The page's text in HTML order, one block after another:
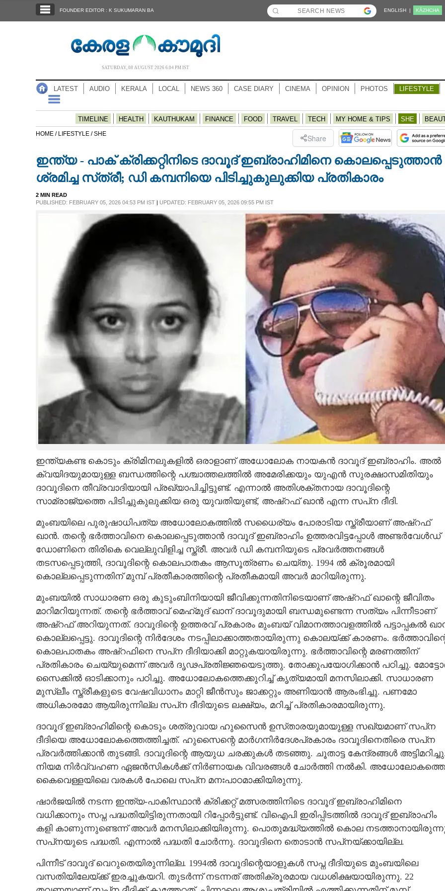
NOTIFIED NEWS
NEWS 360
CASE DIARY
CARTOONS
LITERATURE
CONTACT US
FOUNDER EDITOR : K SUKUMARAN BA ENGLISH | KĀZHCHA
SATURDAY, 08 AUGUST 2026 6.04 PM IST
LATEST AUDIO KERALA LOCAL NEWS 360 CASE DIARY CINEMA OPINION PHOTOS LIFESTYLE
TIMELINE HEALTH KAUTHUKAM FINANCE FOOD TRAVEL TECH MY HOME & TIPS SHE
HOME / LIFESTYLE /SHE Share
ഇന്ത്യ - പാക് ക്രിക്കറ്റിനിടെ ദാവൂദ് ഇബ്രാഹിമിനെ കൊലപ്പെടുത്താൻ
ശ്രമിച്ച സ്‌ത്രീ; ഡി കമ്പനിയെ പിടിച്ചുകുലുക്കിയ പ്രതികാരം
2 MIN READ
PUBLISHED: FEBRUARY 05, 2026 04:53 PM IST| UPDATED: FEBRUARY 05, 2026 09:55 PM IST
ഇന്ത്യകണ്ട കൊടും ക്രിമിനലുകളിൽ ഒരാളാണ് അധോലോക നായകൻ ദാവൂദ് ഇബ്രാഹിം. അൽ
ക്വയിദയുമായുള്ള ബന്ധത്തിന്റെ പശ്ചാത്തലത്തിൽ അമേരിക്കയും യുഎൻ സുരക്ഷാസമിതിയും
ദാവൂദിനെ തീവ്രവാദിയായി പ്രഖ്യാപിച്ചിട്ടുണ്ട്. എന്നാൽ അതിശക്തനായ ദാവൂദിന്റെ
സാമ്രാജ്യത്തെ പിടിച്ചുകുലുക്കിയ ഒരു യുവതിയുണ്ട്, അഷ്‌റഫ് ഖാൻ എന്ന സപ്‌ന ദീദി.
മുംബയിലെ പുരുഷാധിപത്യ അധോലോകത്തിൽ സധൈര്യം പോരാടിയ സ്ത്രീയാണ് അഷ്‌റഫ്
ഖാൻ. തന്റെ ഭർത്താവിനെ കൊലപ്പെടുത്താൻ ദാവൂദ് ഇബ്രാഹിം ഉത്തരവിട്ടപ്പോൾ അണ്ടർവേൾഡ്
ഡോണിനെ തിരികെ വെല്ലുവിളിച്ച സ്ത്രീ. അവർ ഡി കമ്പനിയുടെ പ്രവർത്തനങ്ങൾ
തടസപ്പെടുത്തി, ദാവൂദിന്റെ കൊലപാതകം ആസൂത്രണം ചെയ്തു. 1994 ൽ ക്രൂരമായി
കൊല്ലപ്പെടുന്നതിന് മുമ്പ് പ്രതീകാരത്തിന്റെ പ്രതീകമായി അവർ മാറിയിരുന്നു.
മുംബയിൽ സാധാരണ ഒരു കുടുംബിനിയായി ജീവിക്കുന്നതിനിടെയാണ് അഷ്‌റഫ് ഖാന്റെ ജീവിതം
മാറിമറിയുന്നത്. തന്റെ ഭർത്താവ് മെഹ്‌മൂദ് ഖാന് ദാവൂദുമായി ബന്ധമുണ്ടെന്ന സത്യം പിന്നീടാണ്
അഷ്‌റഫ് അറിയുന്നത്. ദാവൂദിന്റെ ഉത്തരവ് പ്രകാരം മുംബയ് വിമാനത്താവളത്തിൽ പട്ടാപ്പകൽ
കൊല്ലപ്പെട്ടു. ദാവൂദിന്റെ നിർദേശം നടപ്പിലാക്കാത്തതായിരുന്നു കൊലയ്ക്ക് കാരണം.
കൊലപാതകം അഷ്‌റഫിനെ സപ്‌ന ദീദിയാക്കി മാറ്റുകയായിരുന്നു. ഭർത്താവിന്റെ മരണത്തിന്
പ്രതികാരം ചെയ്യുമെന്ന് അവർ ദൃഢപ്രതിജ്ഞയെടുത്തു. തോക്കുപയോഗിക്കാൻ പഠിച്ചു.
സൈക്കിൽ ഓടിക്കാനും പഠിച്ചു. അധോലോകത്തെക്കുറിച്ച് കൃത്യമായി മനസിലാക്കി. സാധാരണ
മുസ്‌ലീം സ്ത്രീകളുടെ വേഷവിധാനം മാറ്റി ജീൻസും ജാക്കറ്റും അണിയാൻ ആരംഭിച്ചു. പണമോ
അധികാരമോ ആയിരുന്നില്ല സപ്‌ന ദീദിയുടെ ലക്ഷ്യം, മറിച്ച് പ്രതികാരമായിരുന്നു.
ദാവൂദ് ഇബ്രാഹിമിന്റെ കൊടും ശത്രുവായ ഹുസൈൻ ഉസ്‌താരയുമായുള്ള സഖ്യമാണ് സപ്‌ന
ദീദിയെ അധോലോകത്തെത്തിച്ചത്. ഹുസൈന്റെ മാർഗനിർദേശപ്രകാരം ദാവൂദിനെതിരെ സപ്‌ന
പ്രവർത്തിക്കാൻ തുടങ്ങി. ദാവൂദിന്റെ ആയുധ ചരക്കുകൾ തടഞ്ഞു. ചൂതാട്ട കേന്ദ്രങ്ങൾ
നിയമ നിർവ്വഹണ ഏജൻസികൾക്ക് നിർണായക വിവരങ്ങൾ ചോർത്തി നൽകി. അധോലോകത്തെ
കൈവെള്ളയിലെ വരകൾ പോലെ സപ്‌ന മനഃപാഠമാക്കിയിരുന്നു.
ഷാർജയിൽ നടന്ന ഇന്ത്യ-പാകിസ്ഥാൻ ക്രിക്കറ്റ് മത്സരത്തിനിടെ ദാവൂദ് ഇബ്രാഹിമിനെ
വധിക്കാനും സപ്ന പദ്ധതിയിട്ടിരുന്നതായി റിപ്പോർട്ടുണ്ട്. വിഐപി ഇരിപ്പിടത്തിൽ ദാവൂദ് ഇബ്രാഹിം
കളി കാണുന്നുണ്ടെന്ന് അവർ മനസിലാക്കിയിരുന്നു. പൊതുമദ്ധ്യത്തിൽ കൊല
സപ്‌നയുടെ പദ്ധതി. എന്നാൽ പദ്ധതി ചോർന്നു. ദാവൂദിനെ തൊടാൻ സപ്‌നയ്ക്കായില്ല.
പിന്നീട് ദാവൂദ് വെറുതെയിരുന്നില്ല. 1994ൽ ദാവൂദിന്റെയാളുകൾ സപ്ന ദീദിയുടെ മുംബയിലെ
വസതിയിലേയ്ക്ക് ഇരച്ചുകയറി. തുടർന്ന് നടന്നത് അതിക്രൂരമായ വധശിക്ഷയായിരുന്നു. 22
Share this link